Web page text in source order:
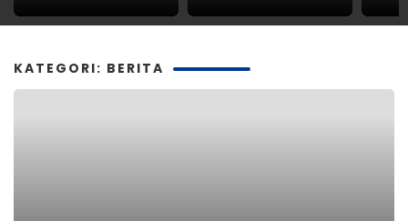
Ditaksir Rp100 Juta
PASURUAN,
MARTI dilaporkan
PROPAM Polda Jatim
KATEGORI: BERITA